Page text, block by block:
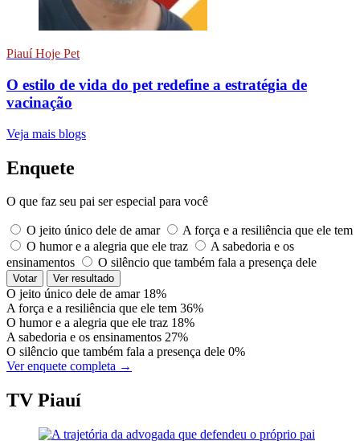
Piauí Hoje Pet
O estilo de vida do pet redefine a estratégia de
vacinação
Veja mais blogs
Enquete
O que faz seu pai ser especial para você
O jeito único dele de amar
A força e a resiliência que ele tem
O humor e a alegria que ele traz
A sabedoria e os
ensinamentos
O silêncio que também fala a presença dele
Votar Ver resultado
O jeito único dele de amar 18%
A força e a resiliência que ele tem 36%
O humor e a alegria que ele traz 18%
A sabedoria e os ensinamentos 27%
O silêncio que também fala a presença dele 0%
Ver enquete completa →
TV Piauí